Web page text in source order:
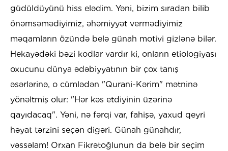
güdüldüyünü hiss elədim. Yəni, bizim sıradan bilib
önəmsəmədiyimiz, əhəmiyyət vermədiyimiz
məqamların özündə belə günah motivi gizlənə bilər.
Hekayədəki bəzi kodlar vardır ki, onların etiologiyası
oxucunu dünya ədəbiyyatının bir çox tanış
əsərlərinə, o cümlədən "Qurani-Kərim" mətninə
yönəltmiş olur: "Hər kəs etdiyinin üzərinə
qayıdacaq". Yəni, nə fərqi var, fahişə, yaxud qeyri
həyat tərzini seçən digəri. Günah günahdır,
vəssəlam! Orxan Fikrətoğlunun da belə bir seçim